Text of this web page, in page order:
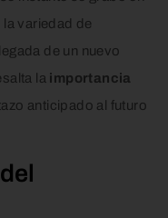
variedad de
de un nuevo
la importancia
anticipado al futuro